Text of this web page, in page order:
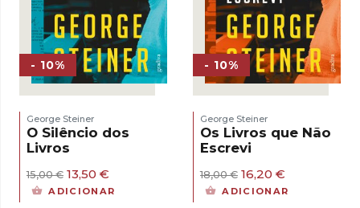
- 10%
George Steiner
O Silêncio dos
Livros
15,00€ O
preço
13,50 €
preço
ADICIONAR
- 10%
George Steiner
Os Livros que Não
Escrevi
18,00€ O
preço
16,20 €
preço
ADICIONAR